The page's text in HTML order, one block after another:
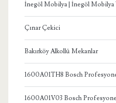
İnegöl Mobilya | İnegöl Mobilya
Çınar Çekici
Bakırköy Alkollü Mekanlar
1600A01TH8 Bosch
1600A01V03 Bosch